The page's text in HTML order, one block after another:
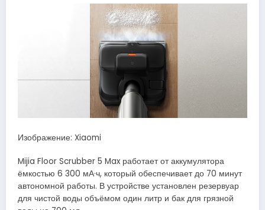
Изображение: Xiaomi
Mijia Floor Scrubber 5 Max работает от аккумулятора
ёмкостью 6 300 мА·ч, который обеспечивает до 70 минут
автономной работы. В устройстве установлен резервуар
для чистой воды объёмом один литр и бак для грязной